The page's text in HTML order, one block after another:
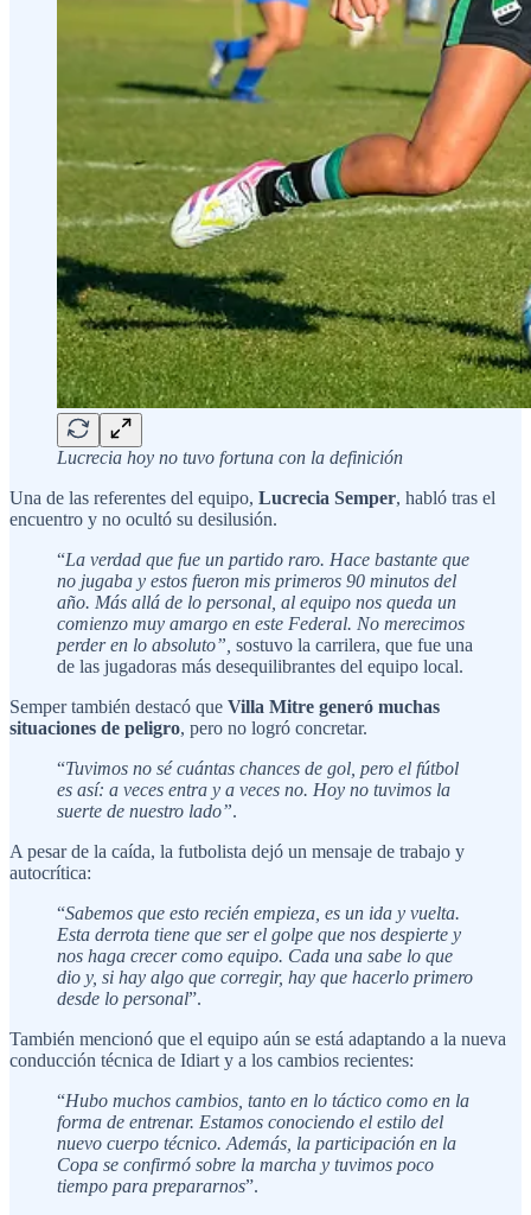
Lucrecia hoy no tuvo fortuna con la definición
Una de las referentes del equipo, Lucrecia Semper, habló tras el
encuentro y no ocultó su desilusión.
“La verdad que fue un partido raro. Hace bastante que
no jugaba y estos fueron mis primeros 90 minutos del
año. Más allá de lo personal, al equipo nos queda un
comienzo muy amargo en este Federal. No merecimos
perder en lo absoluto”, sostuvo la carrilera, que fue una
de las jugadoras más desequilibrantes del equipo local.
Semper también destacó que Villa Mitre generó muchas
situaciones de peligro, pero no logró concretar.
“Tuvimos no sé cuántas chances de gol, pero el fútbol
es así: a veces entra y a veces no. Hoy no tuvimos la
suerte de nuestro lado”.
A pesar de la caída, la futbolista dejó un mensaje de trabajo y
autocrítica:
“Sabemos que esto recién empieza, es un ida y vuelta.
Esta derrota tiene que ser el golpe que nos despierte y
nos haga crecer como equipo. Cada una sabe lo que
dio y, si hay algo que corregir, hay que hacerlo primero
desde lo personal”.
También mencionó que el equipo aún se está adaptando a la nueva
conducción técnica de Idiart y a los cambios recientes:
“Hubo muchos cambios, tanto en lo táctico como en la
forma de entrenar. Estamos conociendo el estilo del
nuevo cuerpo técnico. Además, la participación en la
Copa se confirmó sobre la marcha y tuvimos poco
tiempo para prepararnos”.